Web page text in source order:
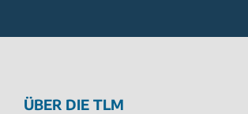
ÜBER DIE TLM